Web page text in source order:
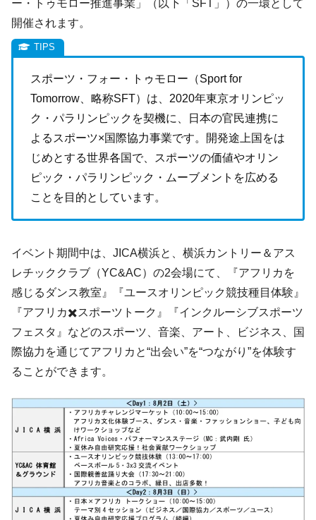
ー・トゥモロー推進事業」（以下「SFT」）の一環として
開催されます。
スポーツ・フォー・トゥモロー（Sport for
Tomorrow、略称SFT）は、2020年東京オリンピッ
ク・パラリンピックを契機に、日本の官民連携に
よるスポーツ×国際協力事業です。開発途上国をは
じめとする世界各国で、スポーツの価値やオリン
ピック・パラリンピック・ムーブメントを広める
ことを目的としています。
イベント期間中は、JICA横浜と、横浜カントリー＆アス
レチッククラブ（YC&AC）の2会場にて、『アフリカを
感じるダンス教室』『ユースオリンピック競技種目体験』
『アフリカ✖️スポーツトーク』『インクルーシブスポーツ
フェスタ』などのスポーツ、音楽、アート、ビジネス、国
際協力を通じてアフリカと“出会い”を“つながり”を体験す
ることができます。